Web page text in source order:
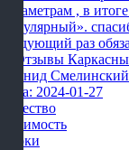
параметрам , в
популярный».
следующий раз
Леонид Смелинский
Дата: 2024-01-27
Качество
Стоимость
Сроки